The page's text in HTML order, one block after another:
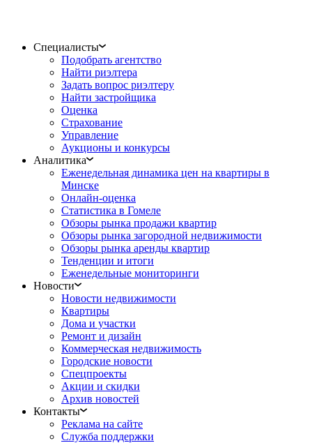
Специалисты
Подобрать агентство
Найти риэлтера
Задать вопрос риэлтеру
Найти застройщика
Оценка
Страхование
Управление
Аукционы и конкурсы
Аналитика
Еженедельная динамика цен на квартиры в
Минске
Онлайн-оценка
Статистика в Гомеле
Обзоры рынка продажи квартир
Обзоры рынка загородной недвижимости
Обзоры рынка аренды квартир
Тенденции и итоги
Еженедельные мониторинги
Новости
Новости недвижимости
Квартиры
Дома и участки
Ремонт и дизайн
Коммерческая недвижимость
Городские новости
Спецпроекты
Акции и скидки
Архив новостей
Контакты
Реклама на сайте
Служба поддержки